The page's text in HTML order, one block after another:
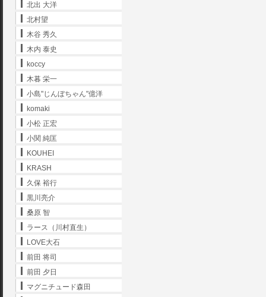
北出 大洋
北村望
木谷 秀久
木内 泰史
koccy
木暮 栄一
小島"じんぼちゃん"億洋
komaki
小松 正宏
小関 純匡
KOUHEI
KRASH
久保 裕行
黒川亮介
桑原 智
ラース（川村直生）
LOVE大石
前田 将司
前田 夕日
マグニチュード森田